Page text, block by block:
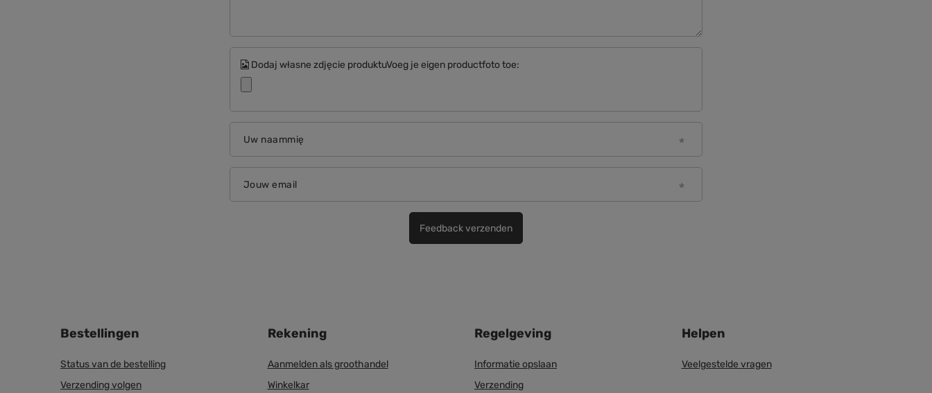
Dodaj własne zdjęcie produktuVoeg je eigen productfoto toe:
Uw naammię
Jouw email
Feedback verzenden
Bestellingen
Status van de bestelling
Verzending volgen
Rekening
Aanmelden als groothandel
Winkelkar
Regelgeving
Informatie opslaan
Verzending
Helpen
Veelgestelde vragen